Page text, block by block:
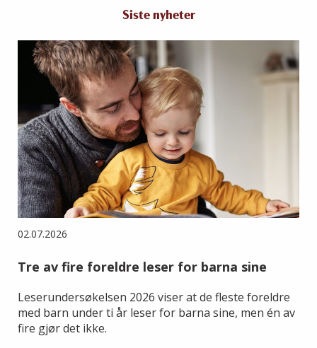
Siste nyheter
02.07.2026
Tre av fire foreldre leser for barna sine
Leserundersøkelsen 2026 viser at de fleste foreldre
med barn under ti år leser for barna sine, men én av
fire gjør det ikke.